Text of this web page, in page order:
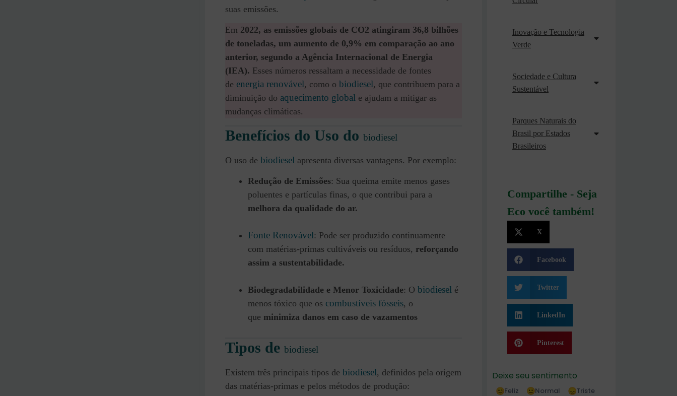
suas emissões.
Em 2022, as emissões globais de CO2 atingiram 36,8 bilhões
de toneladas, um aumento de 0,9% em comparação ao ano
anterior, segundo a Agência Internacional de Energia
(IEA). Esses números ressaltam a necessidade de fontes
de energia renovável, como o biodiesel, que contribuem para a
diminuição do aquecimento global e ajudam a mitigar as
mudanças climáticas.
Benefícios do Uso do biodiesel
O uso de biodiesel apresenta diversas vantagens. Por exemplo:
Redução de Emissões: Sua queima emite menos gases
poluentes e partículas finas, o que contribui para a
melhora da qualidade do ar.
Fonte Renovável: Pode ser produzido continuamente
com matérias-primas cultiváveis ou resíduos, reforçando
assim a sustentabilidade.
Biodegradabilidade e Menor Toxicidade: O biodiesel é
menos tóxico que os combustíveis fósseis, o
que minimiza danos em caso de vazamentos
Tipos de biodiesel
Existem três principais tipos de biodiesel, definidos pela origem
das matérias-primas e pelos métodos de produção:
Inovação e Tecnologia
Verde
Sociedade e Cultura
Sustentável
Parques Naturais do
Brasil por Estados
Brasileiros
Compartilhe - Seja
Eco você também!
X
Facebook
Twitter
LinkedIn
Pinterest
Deixe seu sentimento
Feliz Normal Triste